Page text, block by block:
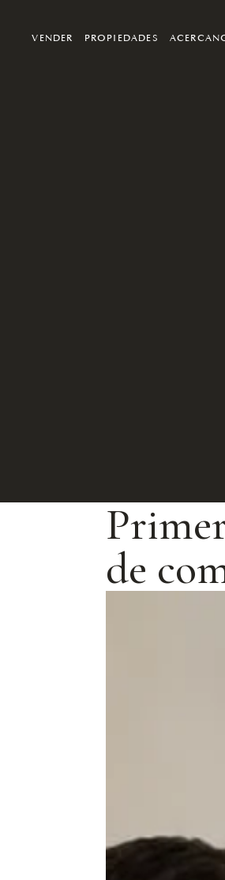
VENDER PROPIEDADES ACERCA
de